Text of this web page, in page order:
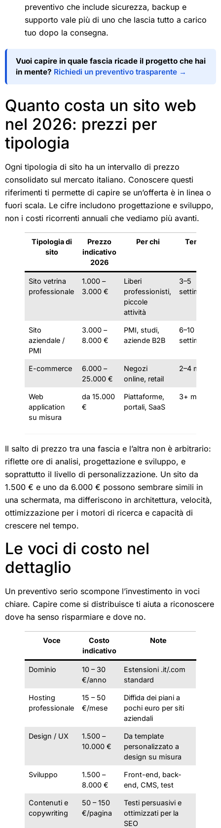
preventivo che include sicurezza, backup e
supporto vale più di uno che lascia tutto a carico
tuo dopo la consegna.
Vuoi capire in quale fascia ricade il progetto che hai
in mente? Richiedi un preventivo trasparente →
Quanto costa un sito web
nel 2026: prezzi per
tipologia
Ogni tipologia di sito ha un intervallo di prezzo
consolidato sul mercato italiano. Conoscere questi
riferimenti ti permette di capire se un’offerta è in linea o
fuori scala. Le cifre includono progettazione e sviluppo,
non i costi ricorrenti annuali che vediamo più avanti.
Tipologia di
sito
Prezzo
indicativo
2026
Per chi Tempi
Sito vetrina
professionale
1.000 –
3.000 €
Liberi
professionisti,
piccole
attività
3–5
settimane
Sito
aziendale /
PMI
3.000 –
8.000 €
PMI, studi,
aziende B2B
6–10
settimane
E-commerce
6.000 –
25.000 €
Negozi
online, retail
2–4 mesi
Web
application
su misura
da 15.000
€
Piattaforme,
portali, SaaS
3+ mesi
Il salto di prezzo tra una fascia e l’altra non è arbitrario:
riflette ore di analisi, progettazione e sviluppo, e
soprattutto il livello di personalizzazione. Un sito da
1.500 € e uno da 6.000 € possono sembrare simili in
una schermata, ma differiscono in architettura, velocità,
ottimizzazione per i motori di ricerca e capacità di
crescere nel tempo.
Le voci di costo nel
dettaglio
Un preventivo serio scompone l’investimento in voci
chiare. Capire come si distribuisce ti aiuta a riconoscere
dove ha senso risparmiare e dove no.
Voce
Costo
indicativo
Note
Dominio
10 – 30
€/anno
Estensioni .it/.com
standard
Hosting
professionale
15 – 50
€/mese
Diffida dei piani a
pochi euro per siti
aziendali
Design / UX
1.500 –
10.000 €
Da template
personalizzato a
design su misura
Sviluppo
1.500 –
8.000 €
Front-end, back-
end, CMS, test
Contenuti e
copywriting
50 – 150
€/pagina
Testi persuasivi e
ottimizzati per la
SEO